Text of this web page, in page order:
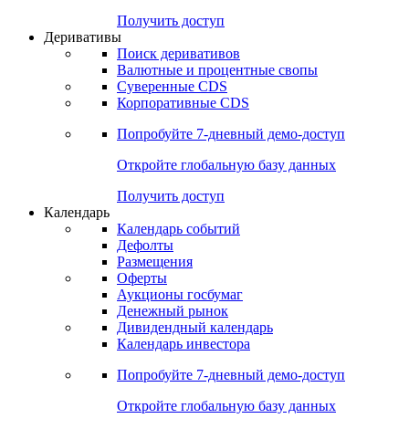
Получить доступ
Деривативы
Поиск деривативов
Валютные и процентные свопы
Суверенные CDS
Корпоративные CDS
Попробуйте 7-дневный демо-доступ
Откройте глобальную базу данных
Получить доступ
Календарь
Календарь событий
Дефолты
Размещения
Оферты
Аукционы госбумаг
Денежный рынок
Дивидендный календарь
Календарь инвестора
Попробуйте 7-дневный демо-доступ
Откройте глобальную базу данных